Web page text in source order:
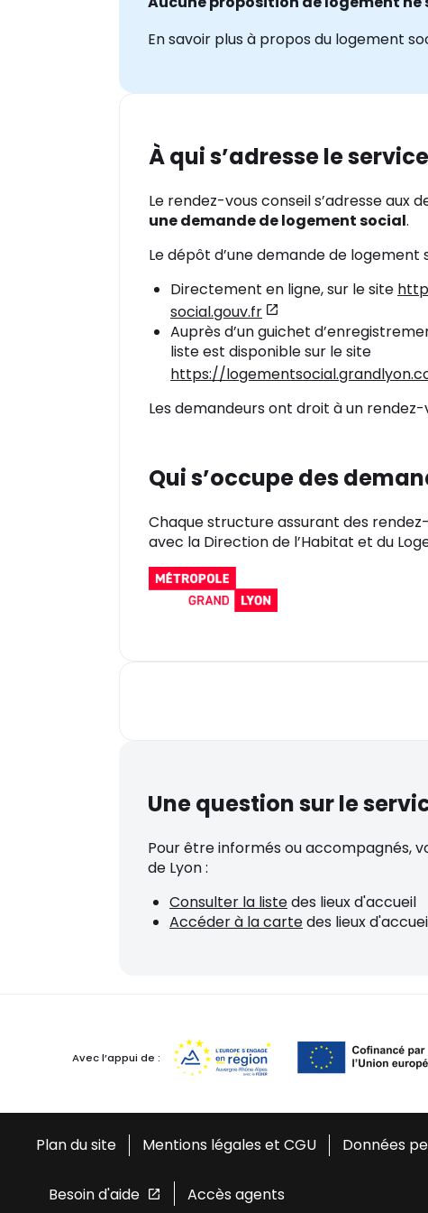
En savoir plus à propos du logement
À qui s’adresse le
Le rendez-vous conseil s’adresse aux
une demande de logement social.
Le dépôt d’une demande de logement
Directement en ligne, sur le site
social.gouv.fr
Auprès d’un guichet
liste est disponible sur le site
https://
Les demandeurs ont droit à un
Qui s’occupe des
Chaque structure assurant des
avec la Direction de l’Habitat et du
Une question sur le
Pour être informés ou accompagnés,
de Lyon :
Consulter la listedes lieux d'accueil
Accéder à la cartedes lieux
Avec l’appui de :
Plan du site Mentions légales et CGU Données
Besoin d'aide Accès agents